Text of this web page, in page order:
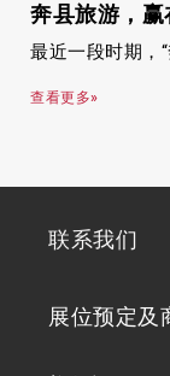
奔县旅游，赢
最近一段时期，
查看更多»
联系我们
展位预定及